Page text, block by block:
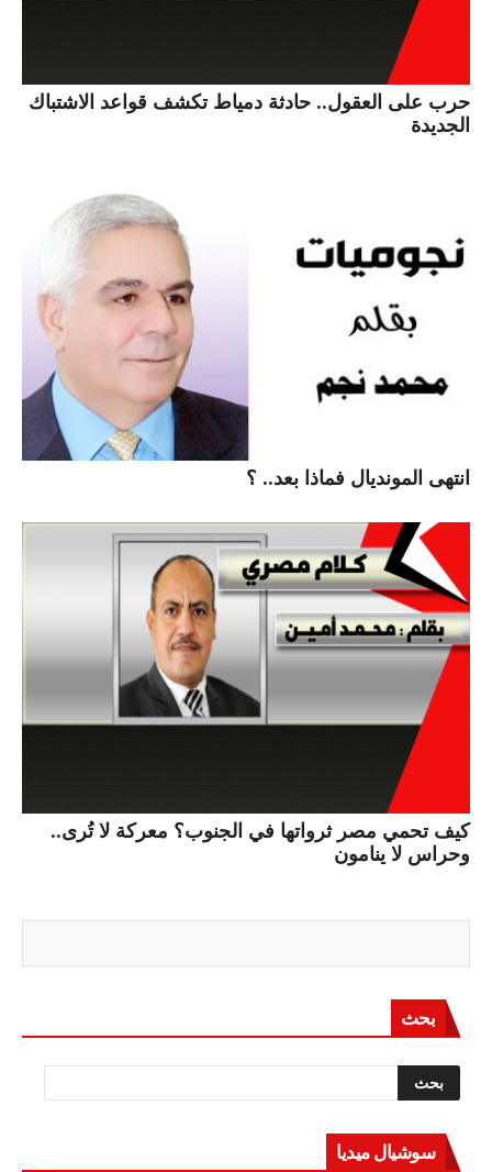
حرب على العقول.. حادثة دمياط تكشف قواعد الاشتباك
الجديدة
انتهى المونديال فماذا بعد.. ؟
كيف تحمي مصر ثرواتها في الجنوب؟ معركة لا تُرى..
وحراس لا ينامون
بحث
سوشيال ميديا